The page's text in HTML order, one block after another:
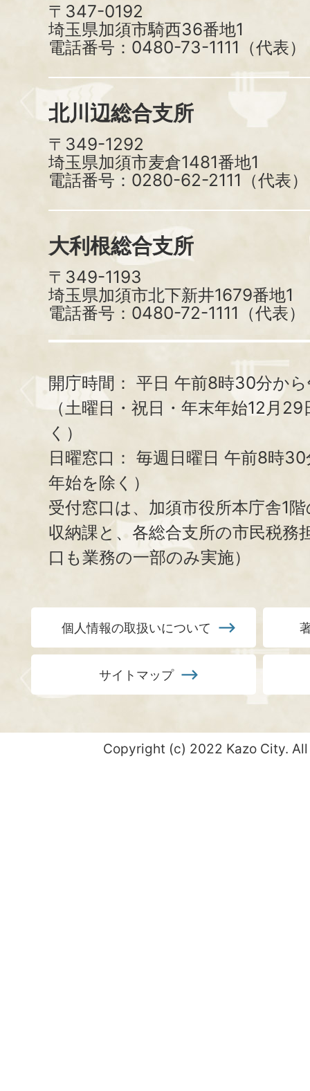
〒347-0192
埼玉県加須市騎西36番地1
電話番号：0480-73-1111（代表）
北川辺総合支所
〒349-1292
埼玉県加須市麦倉1481番地1
電話番号：0280-62-2111（代表）
大利根総合支所
〒349-1193
埼玉県加須市北下新井1679番地1
電話番号：0480-72-1111（代表）
開庁時間： 平日 午前8時30分か
（土曜日・祝日・年末年始12月
く）
日曜窓口： 毎週日曜日 午前8時
年始を除く）
受付窓口は、加須市役所本庁舎1
収納課と、 各総合支所の市民税務
口も業務の一部のみ実施）
個人情報の取扱いについて
サイトマップ
Copyright (c) 2022 Kazo City.